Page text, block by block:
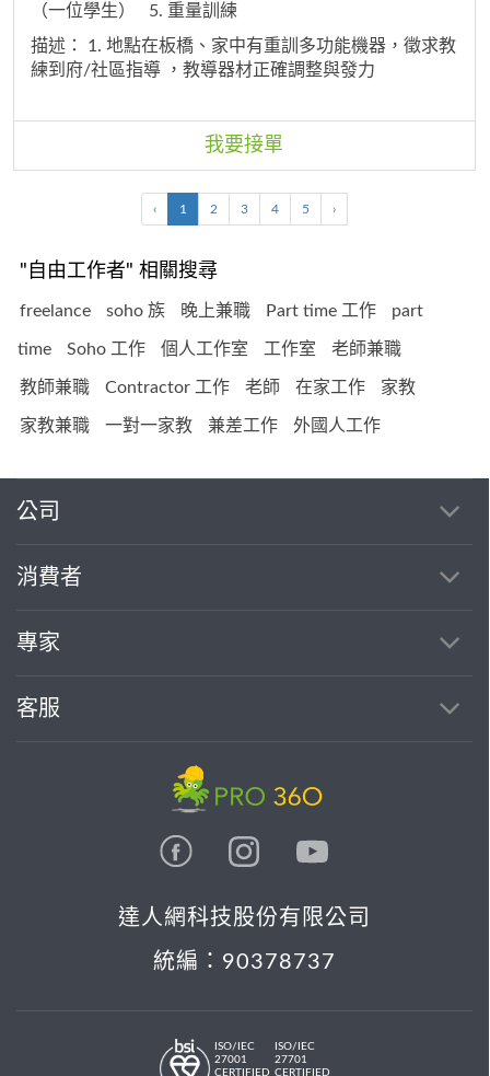
（一位學生）
5. 重量訓練
描述： 1. 地點在板橋、家中有重訓多功能機器，徵求教
練到府/社區指導 ，教導器材正確調整與發力
我要接單
‹ 1 2 3 4 5 ›
"自由工作者" 相關搜尋
freelance soho 族 晚上兼職 Part time 工作 part
time Soho 工作 個人工作室 工作室 老師兼職
教師兼職 Contractor 工作 老師 在家工作 家教
家教兼職 一對一家教 兼差工作 外國人工作
公司
消費者
專家
客服
達人網科技股份有限公司
統編：90378737
ISO/IEC
27001
CERTIFIED
ISO/IEC
27701
CERTIFIED